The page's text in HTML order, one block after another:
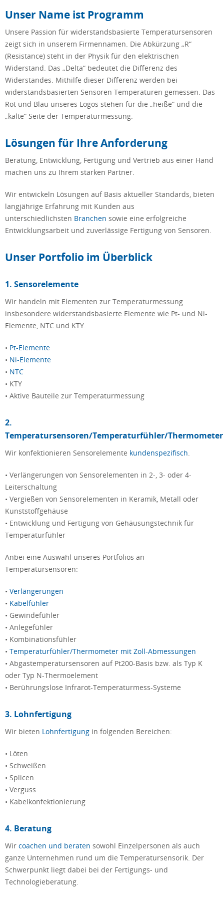
Unser Name ist Programm
Unsere Passion für widerstandsbasierte Temperatursensoren
zeigt sich in unserem Firmennamen. Die Abkürzung „R“
(Resistance) steht in der Physik für den elektrischen
Widerstand. Das „Delta“ bedeutet die Differenz des
Widerstandes. Mithilfe dieser Differenz werden bei
widerstandsbasierten Sensoren Temperaturen gemessen. Das
Rot und Blau unseres Logos stehen für die „heiße“ und die
„kalte“ Seite der Temperaturmessung.
Lösungen für Ihre Anforderung
Beratung, Entwicklung, Fertigung und Vertrieb aus einer Hand
machen uns zu Ihrem starken Partner.
Wir entwickeln Lösungen auf Basis aktueller Standards, bieten
langjährige Erfahrung mit Kunden aus
unterschiedlichsten Branchen sowie eine erfolgreiche
Entwicklungsarbeit und zuverlässige Fertigung von Sensoren.
Unser Portfolio im Überblick
1. Sensorelemente
Wir handeln mit Elementen zur Temperaturmessung
insbesondere widerstandsbasierte Elemente wie Pt- und Ni-
Elemente, NTC und KTY.
• Pt-Elemente
• Ni-Elemente
• NTC
• KTY
• Aktive Bauteile zur Temperaturmessung
2.
Temperatursensoren/Temperaturfühler/Thermometer
Wir konfektionieren Sensorelemente kundenspezifisch.
• Verlängerungen von Sensorelementen in 2-, 3- oder 4-
Leiterschaltung
• Vergießen von Sensorelementen in Keramik, Metall oder
Kunststoffgehäuse
• Entwicklung und Fertigung von Gehäusungstechnik für
Temperaturfühler
Anbei eine Auswahl unseres Portfolios an
Temperatursensoren:
• Verlängerungen
• Kabelfühler
• Gewindefühler
• Anlegefühler
• Kombinationsfühler
• Temperaturfühler/Thermometer mit Zoll-Abmessungen
• Abgastemperatursensoren auf Pt200-Basis bzw. als Typ K
oder Typ N-Thermoelement
• Berührungslose Infrarot-Temperaturmess-Systeme
3. Lohnfertigung
Wir bieten Lohnfertigung in folgenden Bereichen:
• Löten
• Schweißen
• Splicen
• Verguss
• Kabelkonfektionierung
4. Beratung
Wir coachen und beraten sowohl Einzelpersonen als auch
ganze Unternehmen rund um die Temperatursensorik. Der
Schwerpunkt liegt dabei bei der Fertigungs- und
Technologieberatung.